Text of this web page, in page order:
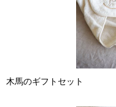
木馬のギフトセット